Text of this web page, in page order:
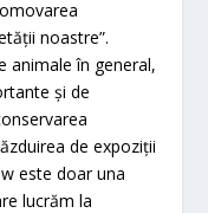
noastre”.
animale în general,
și de
de expoziții
este doar una
lucrăm la